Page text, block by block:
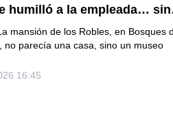
humilló a la empleada… sin
su hijo era la prueba del
todos habían enterrado*
mansión de los Robles, en Bosques
no parecía una casa, sino un museo
16:45